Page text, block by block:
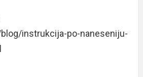
instrukcija-po-naneseniju-